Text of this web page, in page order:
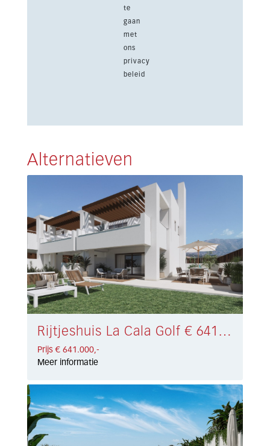
te
gaan
met
ons
privacy
beleid
Alternatieven
Rijtjeshuis La Cala Golf € 641.000,-
Prijs € 641.000,-
Meer informatie